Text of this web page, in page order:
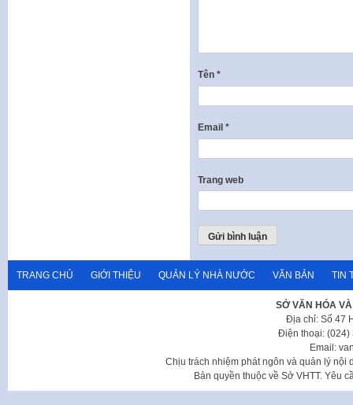
Tên *
Email *
Trang web
TRANG CHỦ GIỚI THIỆU QUẢN LÝ NHÀ NƯỚC VĂN BẢN TIN
SỞ VĂN HÓA
Địa chỉ: Số 47
Điện thoại: (024)
Email:
Chịu trách nhiệm phát ngôn và quản lý nội
Bản quyền thuộc về Sở VHTT. Yêu